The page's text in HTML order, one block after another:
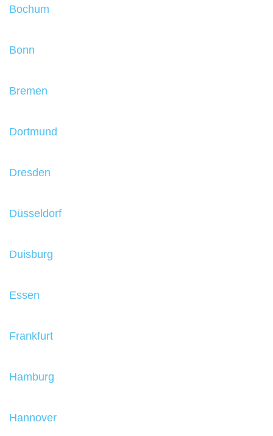
Bochum
Bonn
Bremen
Dortmund
Dresden
Düsseldorf
Duisburg
Essen
Frankfurt
Hamburg
Hannover